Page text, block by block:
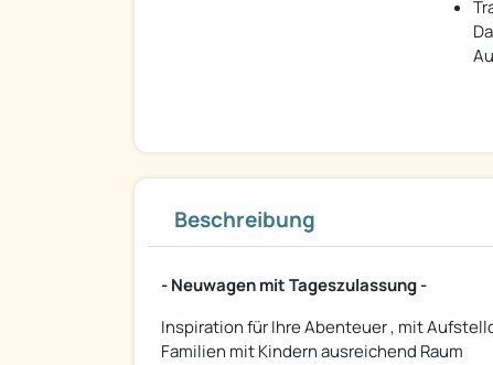
Beschreibung
- Neuwagen mit Tageszulassung -
Inspiration für Ihre Abenteuer , mit
Familien mit Kindern ausreichend Raum